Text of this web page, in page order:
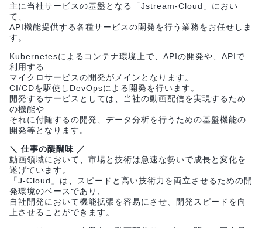
主に当社サービスの基盤となる「Jstream-Cloud」におい
て、
API機能提供する各種サービスの開発を行う業務をお任せしま
す。
Kubernetesによるコンテナ環境上で、APIの開発や、APIで
利用する
マイクロサービスの開発がメインとなります。
CI/CDを駆使しDevOpsによる開発を行います。
開発するサービスとしては、当社の動画配信を実現するため
の機能や
それに付随するの開発、データ分析を行うための基盤機能の
開発等となります。
＼ 仕事の醍醐味 ／
動画領域において、市場と技術は急速な勢いで成長と変化を
遂げています。
「J-Cloud」は、スピードと高い技術力を両立させるための開
発環境のベースであり、
自社開発において機能拡張を容易にさせ、開発スピードを向
上させることができます。